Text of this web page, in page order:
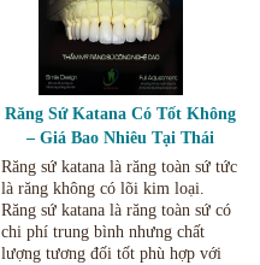
Răng Sứ Katana Có Tốt Không
– Giá Bao Nhiêu Tại Thái
Nguyên.
Răng sứ katana là răng toàn sứ tức
là răng không có lõi kim loại.
Răng sứ katana là răng toàn sứ có
chi phí trung bình nhưng chất
lượng tương đối tốt phù hợp với